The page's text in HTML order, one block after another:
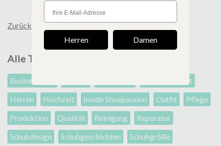
Zurück zur Übersicht
Alle Themen
Businesslook
Fußgesundheit
Herren
Hochzeit Inside Shoepassion Outfit
Pflege
Produktion
Qualität Reinigung
Reparatur
Schuhdesign
Schuhgeschichten
Schuhgröße
Herren Damen